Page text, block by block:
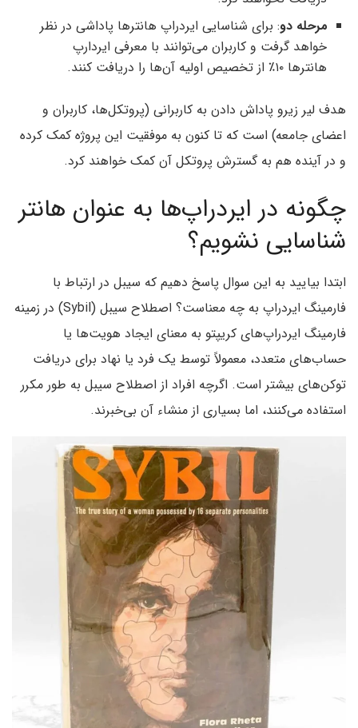
مرحله دو: برای شناسایی ایردراپ هانترها پاداشی در نظر
خواهد گرفت و کاربران می‌توانند با معرفی ایردارپ
هانترها ۱۰٪ از تخصیص اولیه آن‌ها را دریافت کنند.
هدف لیر زیرو پاداش دادن به کاربرانی (پروتکل‌ها، کاربران و
اعضای جامعه) است که تا کنون به موفقیت این پروژه کمک کرده‌
و در آینده هم به گسترش پروتکل آن کمک خواهند کرد.
چگونه در ایردراپ‌ها به عنوان هانتر
شناسایی نشویم؟
ابتدا بیایید به این سوال پاسخ دهیم که سیبل در ارتباط با
فارمینگ ایردراپ به چه معناست؟ اصطلاح سیبل (Sybil) در زمینه
فارمینگ ایردراپ‌های کریپتو به معنای ایجاد هویت‌ها یا
حساب‌های متعدد، معمولاً توسط یک فرد یا نهاد برای دریافت
توکن‌های بیشتر است. اگرچه افراد از اصطلاح سیبل به طور مکرر
استفاده می‌کنند، اما بسیاری از منشاء آن بی‌خبرند.